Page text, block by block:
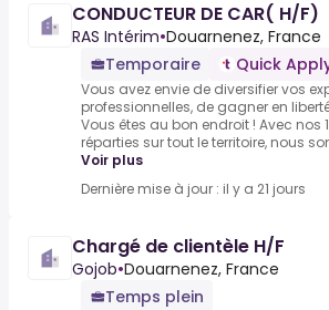
CONDUCTEUR DE CAR( H/F)
RAS Intérim•Douarnenez, France
Temporaire
Quick
Vous avez envie de diversifier vos
professionnelles, de gagner en
Vous êtes au bon endroit ! Avec nos
réparties sur tout le territoire, nous
Voir plus
Dernière mise à jour : il y a 21 jours
Chargé de clientèle H/F
Gojob•Douarnenez, France
Temps plein